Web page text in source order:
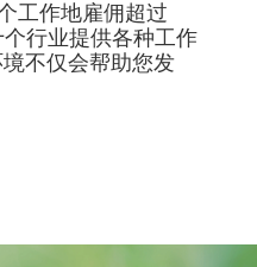
工作地雇佣超过
行业提供各种工作
不仅会帮助您发